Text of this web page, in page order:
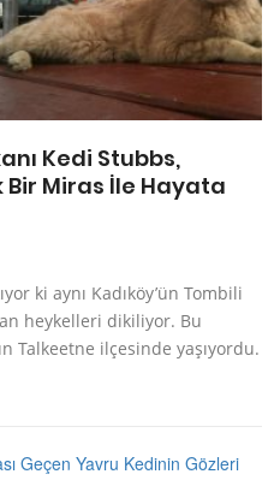
Kedi Stubbs,
Miras İle Hayata
ki aynı Kadıköy’ün Tombili
heykelleri dikiliyor. Bu
Talkeetne ilçesinde yaşıyordu.